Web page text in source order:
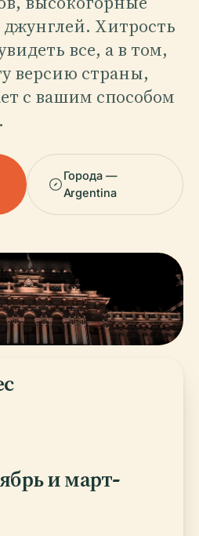
Хитрость
все, а в том,
версию страны,
с вашим способом
Города —
Argentina
и март-